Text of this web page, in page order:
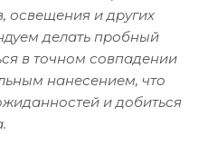
освещения и других
делать пробный
в точном совпадении
нанесением, что
и добиться